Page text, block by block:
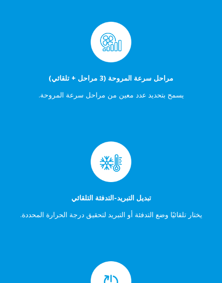
مراحل سرعة المروحة (3 مراحل + تلقائي)
يسمح بتحديد عدد معين من مراحل سرعة المروحة.
تبديل التبريد-التدفئة التلقائي
يختار تلقائيًا وضع التدفئة أو التبريد لتحقيق درجة الحرارة المحددة.